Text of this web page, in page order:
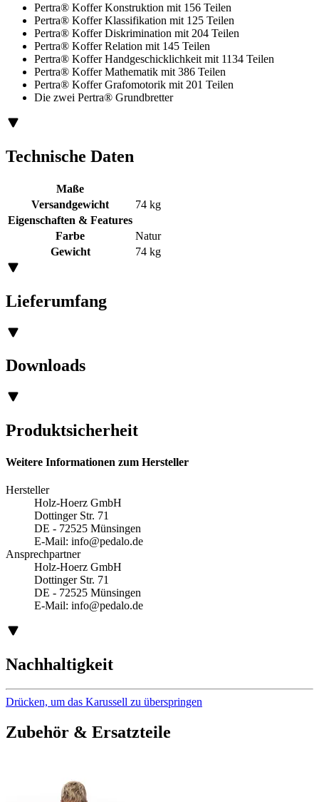
Pertra® Koffer Konstruktion mit 156 Teilen
Pertra® Koffer Klassifikation mit 125 Teilen
Pertra® Koffer Diskrimination mit 204 Teilen
Pertra® Koffer Relation mit 145 Teilen
Pertra® Koffer Handgeschicklichkeit mit 1134 Teilen
Pertra® Koffer Mathematik mit 386 Teilen
Pertra® Koffer Grafomotorik mit 201 Teilen
Die zwei Pertra® Grundbretter
Technische Daten
Maße
Versandgewicht
74 kg
Eigenschaften & Features
Farbe
Natur
Gewicht
74 kg
Lieferumfang
Downloads
Produktsicherheit
Weitere Informationen zum Hersteller
Hersteller
Holz-Hoerz GmbH
Dottinger Str. 71
DE - 72525 Münsingen
E-Mail: info@pedalo.de
Ansprechpartner
Holz-Hoerz GmbH
Dottinger Str. 71
DE - 72525 Münsingen
E-Mail: info@pedalo.de
Nachhaltigkeit
Drücken, um das Karussell zu überspringen
Zubehör & Ersatzteile